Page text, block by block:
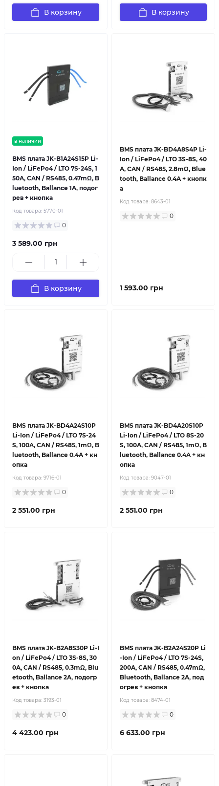
В корзину В корзину
в наличии
BMS плата JK-B1A24S15P Li-
Ion / LiFePo4 / LTO 7S-24S, 1
50A, CAN / RS485, 0.47mΩ, B
luetooth, Ballance 1A, подог
рев + кнопка
Код товара: 5770-01
0
3 589.00 грн
В корзину
BMS плата JK-BD4A8S4P Li-
Ion / LiFePo4 / LTO 3S-8S, 40
A, CAN / RS485, 2.8mΩ, Blue
tooth, Ballance 0.4A + кнопк
а
Код товара: 8643-01
0
1 593.00 грн
BMS плата JK-BD4A24S10P
Li-Ion / LiFePo4 / LTO 7S-24
S, 100A, CAN / RS485, 1mΩ, B
luetooth, Ballance 0.4A + кн
опка
Код товара: 9716-01
0
2 551.00 грн
BMS плата JK-BD4A20S10P
Li-Ion / LiFePo4 / LTO 8S-20
S, 100A, CAN / RS485, 1mΩ, B
luetooth, Ballance 0.4A + кн
опка
Код товара: 9047-01
0
2 551.00 грн
BMS плата JK-B2A8S30P Li-I
on / LiFePo4 / LTO 3S-8S, 30
0A, CAN / RS485, 0.3mΩ, Blu
etooth, Ballance 2A, подогр
ев + кнопка
Код товара: 3193-01
0
4 423.00 грн
BMS плата JK-B2A24S20P Li
-Ion / LiFePo4 / LTO 7S-24S,
200A, CAN / RS485, 0.47mΩ,
Bluetooth, Ballance 2A, под
огрев + кнопка
Код товара: 8474-01
0
6 633.00 грн